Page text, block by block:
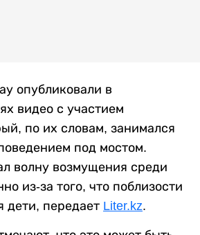
опубликовали в
видео с участием
по их словам, занимался
под мостом.
волну возмущения среди
из-за того, что поблизости
дети, передает Liter.kz.